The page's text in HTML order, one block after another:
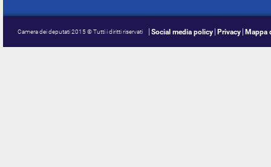
Camera dei deputati 2015 © Tutti i diritti riservati Social media policy Privacy Mappa